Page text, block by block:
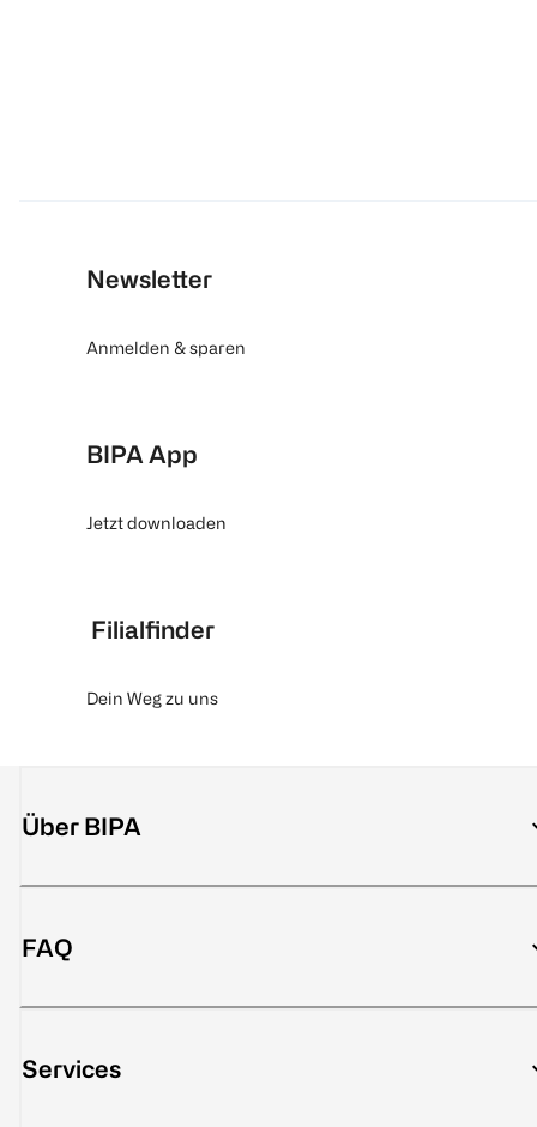
Newsletter
Anmelden & sparen
BIPA App
Jetzt downloaden
Filialfinder
Dein Weg zu uns
Über BIPA
FAQ
Services